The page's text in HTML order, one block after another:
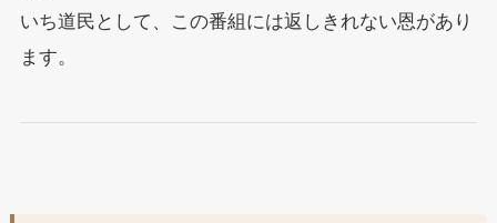
いち道民として、この番組には返しきれない恩があり
ます。